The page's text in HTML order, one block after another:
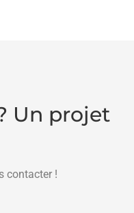
Un projet
contacter !